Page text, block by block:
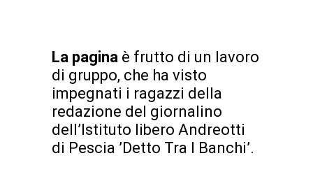
La pagina è frutto di un lavoro
di gruppo, che ha visto
impegnati i ragazzi della
redazione del giornalino
dell’Istituto libero Andreotti
di Pescia ’Detto Tra I Banchi’.